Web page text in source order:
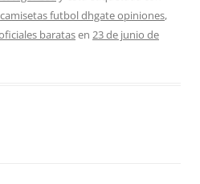
camisetas futbol dhgate opiniones,
baratasen 23 de junio de